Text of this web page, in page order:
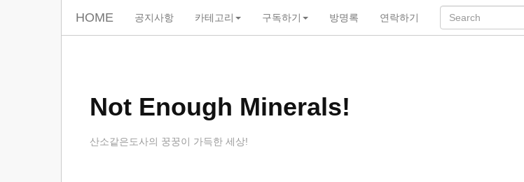
HOME 공지사항 카테고리 구독하기 방명록 연락하기
Not Enough Minerals!
산소같은도사의 꿍꿍이 가득한 세상!